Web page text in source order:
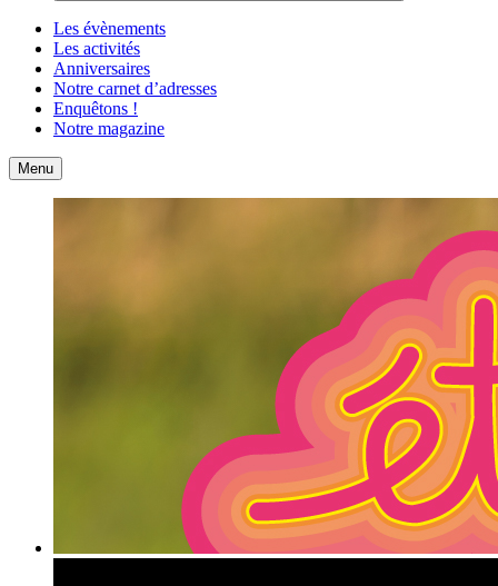
Les évènements
Les activités
Anniversaires
Notre carnet d’adresses
Enquêtons !
Notre magazine
Accueil
Menu Contact